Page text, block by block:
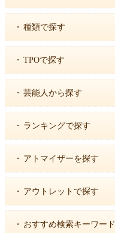
・ 種類で探す
・ TPOで探す
・ 芸能人から探す
・ ランキングで探す
・ アトマイザーを探す
・ アウトレットで探す
・ おすすめ検索キーワード